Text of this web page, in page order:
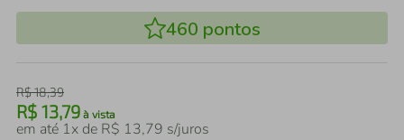
460 pontos
R$18,39
R$ 13,79 à vista
em até 1x de R$ 13,79 s/juros